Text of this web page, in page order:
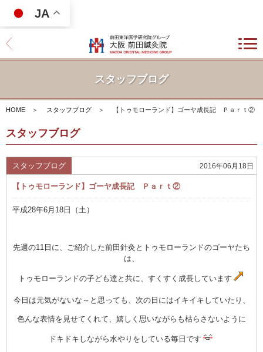
JA
スタッフブログ
HOME ＞ スタッフブログ ＞ 【トゥモローランド】ゴーヤ成長記 Ｐａｒｔ②
スタッフブログ
スタッフブログ 2016年06月18日
【トゥモローランド】ゴーヤ成長記 Ｐａｒｔ②
平成28年6月18日（土）
先週の11日に、ご紹介した前田針灸とトゥモローランドのゴーヤたち
は、
トゥモローランドの子ども達と共に、すくすく成長しています
今日は元気がないな～と思っても、次の日にはイキイキしていたり、
色んな表情を見せてくれて、嬉しく思いながらも枯らさないように
ドキドキしながら水やりをしている毎日です